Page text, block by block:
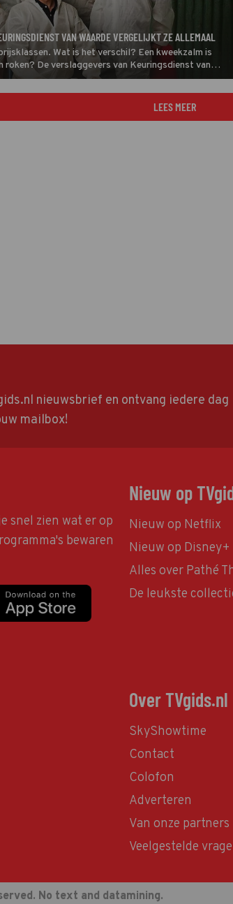
VAN WAARDE VERGELIJKT ZE ALLEMAAL
Wat is het verschil? Een kweekzalm is
roken? De verslaggevers van Keuringsdienst van
visboerderij.
LEES MEER
nieuwsbrief en ontvang iedere dag
mailbox!
snel zien wat er op
bewaren
Nieuw op
Nieuw op Netflix
Nieuw op Disney+
Alles over Pathé
De leukste
Over TVgids.nl
SkyShowtime
Contact
Colofon
Adverteren
Van onze partners
Veelgestelde
No text and datamining.